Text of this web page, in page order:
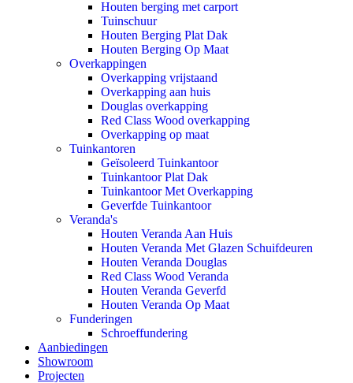
Houten berging met carport
Tuinschuur
Houten Berging Plat Dak
Houten Berging Op Maat
Overkappingen
Overkapping vrijstaand
Overkapping aan huis
Douglas overkapping
Red Class Wood overkapping
Overkapping op maat
Tuinkantoren
Geïsoleerd Tuinkantoor
Tuinkantoor Plat Dak
Tuinkantoor Met Overkapping
Geverfde Tuinkantoor
Veranda's
Houten Veranda Aan Huis
Houten Veranda Met Glazen Schuifdeuren
Houten Veranda Douglas
Red Class Wood Veranda
Houten Veranda Geverfd
Houten Veranda Op Maat
Funderingen
Schroeffundering
Aanbiedingen
Showroom
Projecten